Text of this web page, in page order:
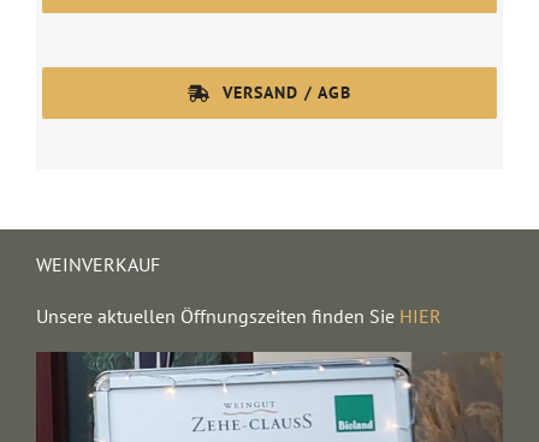
VERSAND / AGB
WEINVERKAUF
Unsere aktuellen Öffnungszeiten finden Sie HIER